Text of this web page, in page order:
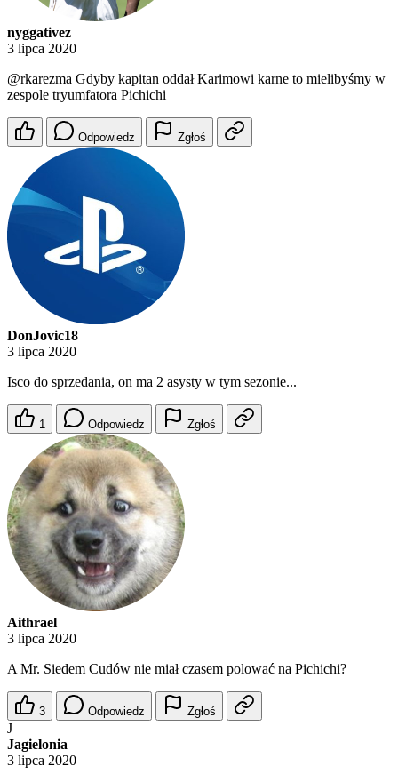
nyggativez
3 lipca 2020
@rkarezma Gdyby kapitan oddał Karimowi karne to mielibyśmy w
zespole tryumfatora Pichichi
Odpowiedz Zgłoś
DonJovic18
3 lipca 2020
Isco do sprzedania, on ma 2 asysty w tym sezonie...
1 Odpowiedz Zgłoś
Aithrael
3 lipca 2020
A Mr. Siedem Cudów nie miał czasem polować na Pichichi?
3 Odpowiedz Zgłoś
J
Jagielonia
3 lipca 2020